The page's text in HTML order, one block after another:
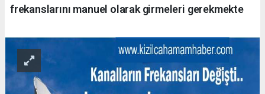
frekanslarını manuel olarak girmeleri gerekmekte